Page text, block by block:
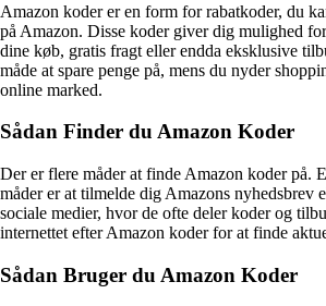
Amazon koder er en form for rabatkoder, du
på Amazon. Disse koder giver dig mulighed
dine køb, gratis fragt eller endda eksklusive
måde at spare penge på, mens du nyder
online marked.
Sådan Finder du Amazon Koder
Der er flere måder at finde Amazon koder på.
måder er at tilmelde dig Amazons nyhedsbrev
sociale medier, hvor de ofte deler koder og
internettet efter Amazon koder for at finde
Sådan Bruger du Amazon Koder